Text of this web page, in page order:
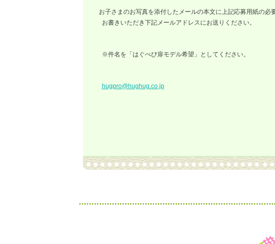
お子さまのお写真を添付したメールの本文に上記応募用紙の必
お書きいただき下記メールアドレスにお送りください。
※件名を「はぐべび扉モデル希望」としてください。
hugpro@hughug.co.jp